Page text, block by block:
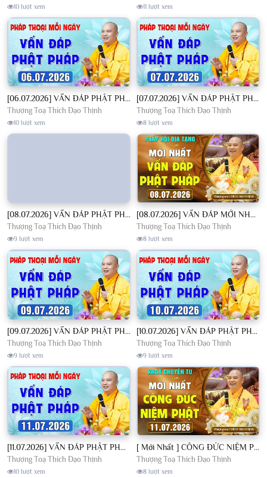
10 lượt xem 11 lượt xem
[06.07.2026] VẤN ĐÁP PHẬT PHÁP - Nghe Thầy giảng Pháp mỗi ngày CÔNG ĐỨC VÔ LƯỢNG│TT. Thích Đạo Thịnh
Thượng Toạ Thích Đạo Thịnh
10 lượt xem
[07.07.2026] VẤN ĐÁP PHẬT PHÁP - Nghe Thầy giảng Pháp mỗi ngày CÔNG ĐỨC VÔ LƯỢNG│TT. Thích Đạo Thịnh
Thượng Toạ Thích Đạo Thịnh
8 lượt xem
[08.07.2026] VẤN ĐÁP PHẬT PHÁP - Nghe Thầy giảng Pháp mỗi ngày CÔNG ĐỨC VÔ LƯỢNG│TT. Thích Đạo Thịnh
Thượng Toạ Thích Đạo Thịnh
9 lượt xem
[08.07.2026] VẤN ĐÁP MỚI NHẤT - Pháp Hội Địa Tạng Chùa Khai Nguyên | TT. Thích Đạo Thịnh
Thượng Toạ Thích Đạo Thịnh
8 lượt xem
[09.07.2026] VẤN ĐÁP PHẬT PHÁP - Nghe Thầy giảng Pháp mỗi ngày CÔNG ĐỨC VÔ LƯỢNG│TT. Thích Đạo Thịnh
Thượng Toạ Thích Đạo Thịnh
9 lượt xem
[10.07.2026] VẤN ĐÁP PHẬT PHÁP - Nghe Thầy giảng Pháp mỗi ngày CÔNG ĐỨC VÔ LƯỢNG│TT. Thích Đạo Thịnh
Thượng Toạ Thích Đạo Thịnh
9 lượt xem
[11.07.2026] VẤN ĐÁP PHẬT PHÁP - Nghe Thầy giảng Pháp mỗi ngày CÔNG ĐỨC VÔ LƯỢNG│TT. Thích Đạo Thịnh
Thượng Toạ Thích Đạo Thịnh
10 lượt xem
[ Mới Nhất ] CÔNG ĐỨC NIỆM PHẬT - Khoá Chuyên Tu Chùa Khai Nguyên 11/07/2026 | TT. Thích Đạo Thịnh
Thượng Toạ Thích Đạo Thịnh
8 lượt xem